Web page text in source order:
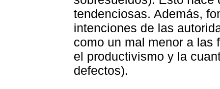
tendenciosas. Además,
intenciones de las
como un mal menor a las
el productivismo y la
defectos).